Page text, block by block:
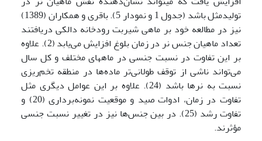
تولیدمثل باشد (جدول 1 و نمودار 5). باقری و همکاران (1389)
نیز در مطالعه خود بر ماهی شیربت رودخانه دالکی دریافتند
تعداد ماهیان جنس نر در زمان بلوغ افزایش می‌یابد (2). علاوه
بر این تفاوت در نسبت جنسی در ماههای مختلف و کل سال
می‌تواند ناشی از توقف طولانی‌تر ماده‌ها در منطقه تخم‌ریزی
نسبت به نرها باشد (24). علاوه بر این عوامل دیگری مثل
تفاوت در زمان، ادوات صید و موقعیت نمونه‌برداری (20) و
تفاوت رشد (25). در بین جنس‌ها نیز در تغییر نسبت جنسی
مؤثرند.